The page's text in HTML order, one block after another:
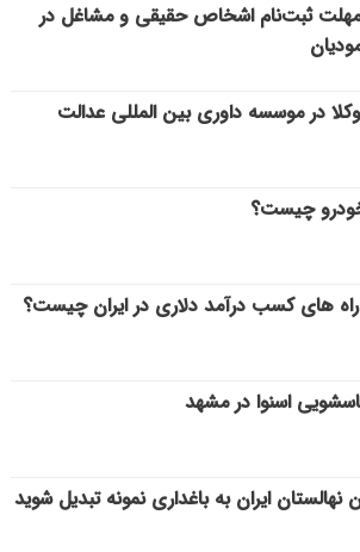
ثبت‌نام اشخاص حقیقی و مشاغل در
در موسسه داوری بین المللی عدالت
چیست؟
های کسب درآمد دلاری در ایران چیست؟
اسنوا در مشهد
نهالستان ایران به باغداری نمونه تبدیل شوید